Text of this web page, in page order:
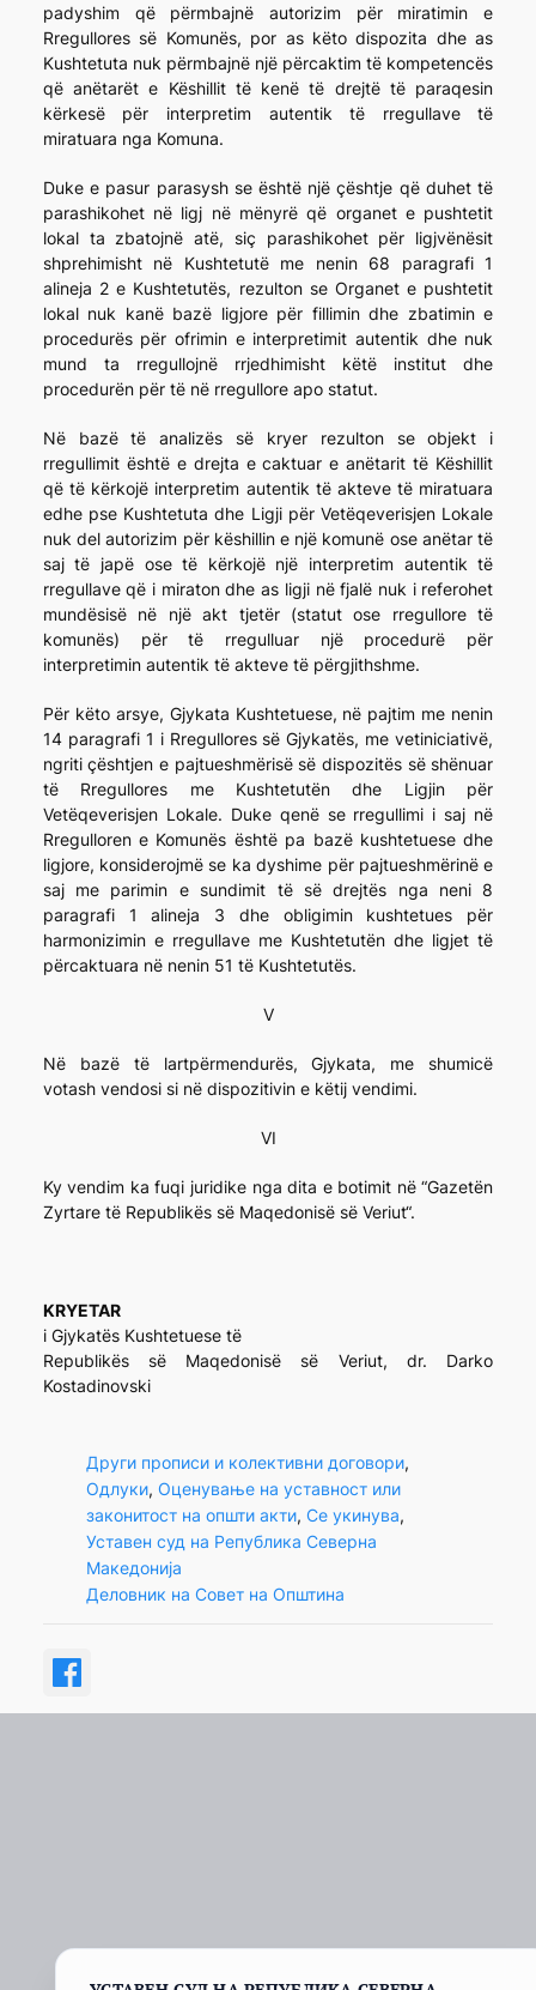
padyshim që përmbajnë autorizim për miratimin e
Rregullores së Komunës, por as këto dispozita dhe as
Kushtetuta nuk përmbajnë një përcaktim të kompetencës
që anëtarët e Këshillit të kenë të drejtë të paraqesin
kërkesë për interpretim autentik të rregullave të
miratuara nga Komuna.
Duke e pasur parasysh se është një çështje që duhet të
parashikohet në ligj në mënyrë që organet e pushtetit
lokal ta zbatojnë atë, siç parashikohet për ligjvënësit
shprehimisht në Kushtetutë me nenin 68 paragrafi 1
alineja 2 e Kushtetutës, rezulton se Organet e pushtetit
lokal nuk kanë bazë ligjore për fillimin dhe zbatimin e
procedurës për ofrimin e interpretimit autentik dhe nuk
mund ta rregullojnë rrjedhimisht këtë institut dhe
procedurën për të në rregullore apo statut.
Në bazë të analizës së kryer rezulton se objekt i
rregullimit është e drejta e caktuar e anëtarit të Këshillit
që të kërkojë interpretim autentik të akteve të miratuara
edhe pse Kushtetuta dhe Ligji për Vetëqeverisjen Lokale
nuk del autorizim për këshillin e një komunë ose anëtar të
saj të japë ose të kërkojë një interpretim autentik të
rregullave që i miraton dhe as ligji në fjalë nuk i referohet
mundësisë në një akt tjetër (statut ose rregullore të
komunës) për të rregulluar një procedurë për
interpretimin autentik të akteve të përgjithshme.
Për këto arsye, Gjykata Kushtetuese, në pajtim me nenin
14 paragrafi 1 i Rregullores së Gjykatës, me vetiniciativë,
ngriti çështjen e pajtueshmërisë së dispozitës së shënuar
të Rregullores me Kushtetutën dhe Ligjin për
Vetëqeverisjen Lokale. Duke qenë se rregullimi i saj në
Rregulloren e Komunës është pa bazë kushtetuese dhe
ligjore, konsiderojmë se ka dyshime për pajtueshmërinë e
saj me parimin e sundimit të së drejtës nga neni 8
paragrafi 1 alineja 3 dhe obligimin kushtetues për
harmonizimin e rregullave me Kushtetutën dhe ligjet të
përcaktuara në nenin 51 të Kushtetutës.
V
Në bazë të lartpërmendurës, Gjykata, me shumicë
votash vendosi si në dispozitivin e këtij vendimi.
VI
Ky vendim ka fuqi juridike nga dita e botimit në “Gazetën
Zyrtare të Republikës së Maqedonisë së Veriut“.
KRYETAR
i Gjykatës Kushtetuese të
Republikës së Maqedonisë së Veriut, dr. Darko
Kostadinovski
Други прописи и колективни договори
Одлуки, Оценување на уставност или
законитост на општи акти, Се укинува
Уставен суд на Република Северна
Македонија
Деловник на Совет на Општина